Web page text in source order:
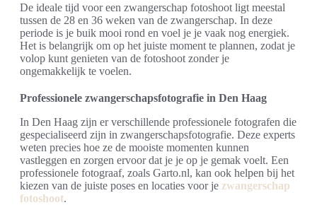
De ideale tijd voor een zwangerschap fotoshoot ligt meestal
tussen de 28 en 36 weken van de zwangerschap. In deze
periode is je buik mooi rond en voel je je vaak nog energiek.
Het is belangrijk om op het juiste moment te plannen, zodat je
volop kunt genieten van de fotoshoot zonder je
ongemakkelijk te voelen.
Professionele zwangerschapsfotografie in Den Haag
In Den Haag zijn er verschillende professionele fotografen die
gespecialiseerd zijn in zwangerschapsfotografie. Deze experts
weten precies hoe ze de mooiste momenten kunnen
vastleggen en zorgen ervoor dat je je op je gemak voelt. Een
professionele fotograaf, zoals Garto.nl, kan ook helpen bij het
kiezen van de juiste poses en locaties voor je zwangerschap
fotoshoot.